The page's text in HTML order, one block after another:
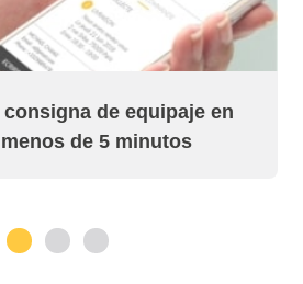
consigna de equipaje en
menos de 5 minutos